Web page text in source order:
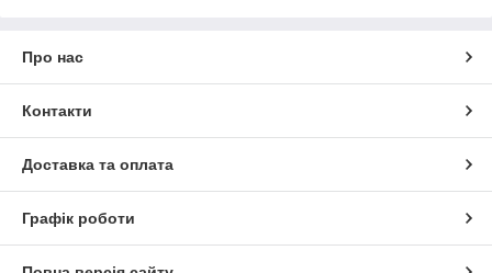
Про нас
Контакти
Доставка та оплата
Графік роботи